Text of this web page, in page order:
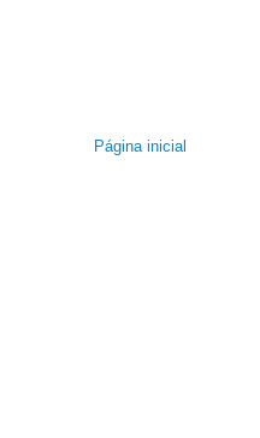
Página inicial